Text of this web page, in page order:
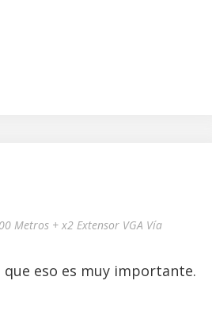
Metros + x2 Extensor VGA Vía
eso es muy importante.